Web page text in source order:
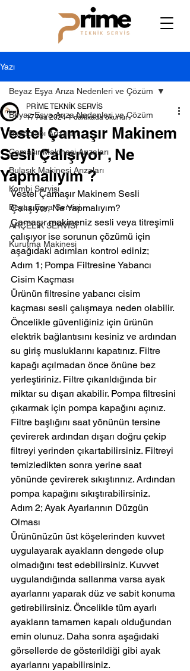
Yazı
Beyaz Eşya Arıza Nedenleri ve Çözüm
Buzdolabı Arızaları
Çamaşır Makinesi Arızaları
Bulaşık Makinesi Arızaları
Kombi Servisi
Beyaz Eşya Servisi
ARÇELİK SERVİSİ
Kurutma Makinesi
Beyaz Eşya Arıza Nedenleri ve Çözüm
Vestel Çamaşır Makinem
Sesli Çalışıyor , Ne
Yapmalıyım ?
PRİME TEKNİK SERVİS
17 Ara 2024 1 dakikada okunur
Vestel Çamaşır Makinem Sesli
Çalışıyor, Ne Yapmalıyım?
Çamaşır makineniz sesli veya titreşimli
çalışıyor ise sorunun çözümü için
aşağıdaki adımları kontrol ediniz;
Adım 1; Pompa Filtresine Yabancı
Cisim Kaçması
Ürünün filtresine yabancı cisim
kaçması sesli çalışmaya neden olabilir.
Öncelikle güvenliğiniz için ürünün
elektrik bağlantısını kesiniz ve ardından
su giriş musluklarını kapatınız. Filtre
kapağı açılmadan önce önüne bez
yerleştiriniz. Filtre çıkarıldığında bir
miktar su dışarı akabilir. Pompa filtresini
çıkarmak için pompa kapağını açınız.
Filtre başlığını saat yönünün tersine
çevirerek ardından dışarı doğru çekip
filtreyi yerinden çıkartabilirsiniz. Filtreyi
temizledikten sonra yerine saat
yönünde çevirerek sıkıştırınız. Ardından
pompa kapağını sıkıştırabilirsiniz.
Adım 2; Ayak Ayarlarının Düzgün
Olması
Ürününüzün üst köşelerinden kuvvet
uygulayarak ayakların dengede olup
olmadığını test edebilirsiniz. Kuvvet
uygulandığında sallanma varsa ayak
ayarlarını yaparak düz ve sabit konuma
getirebilirsiniz. Öncelikle tüm ayarlı
ayakların tamamen kapalı olduğundan
emin olunuz. Daha sonra aşağıdaki
görsellerde de gösterildiği gibi ayak
ayarlarını yapabilirsiniz.